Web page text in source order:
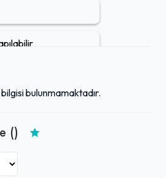
bulunmamaktadır.
()